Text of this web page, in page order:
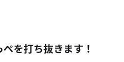
を打ち抜きます！